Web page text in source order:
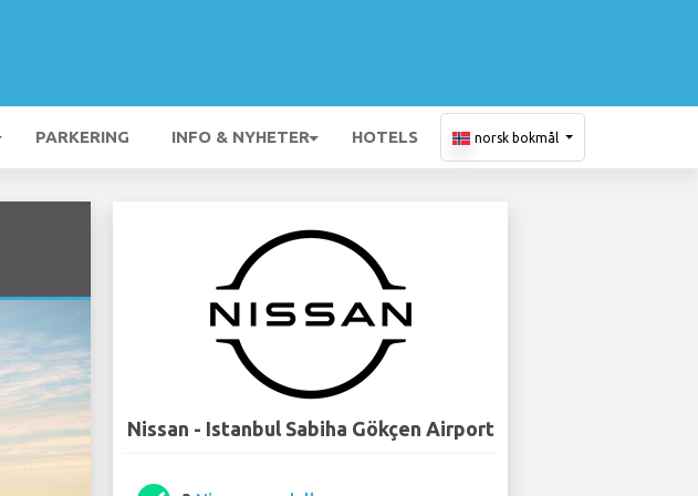
PARKERING INFO & NYHETER HOTELS norsk bokmål
Nissan - Istanbul Sabiha Gökçen Airport